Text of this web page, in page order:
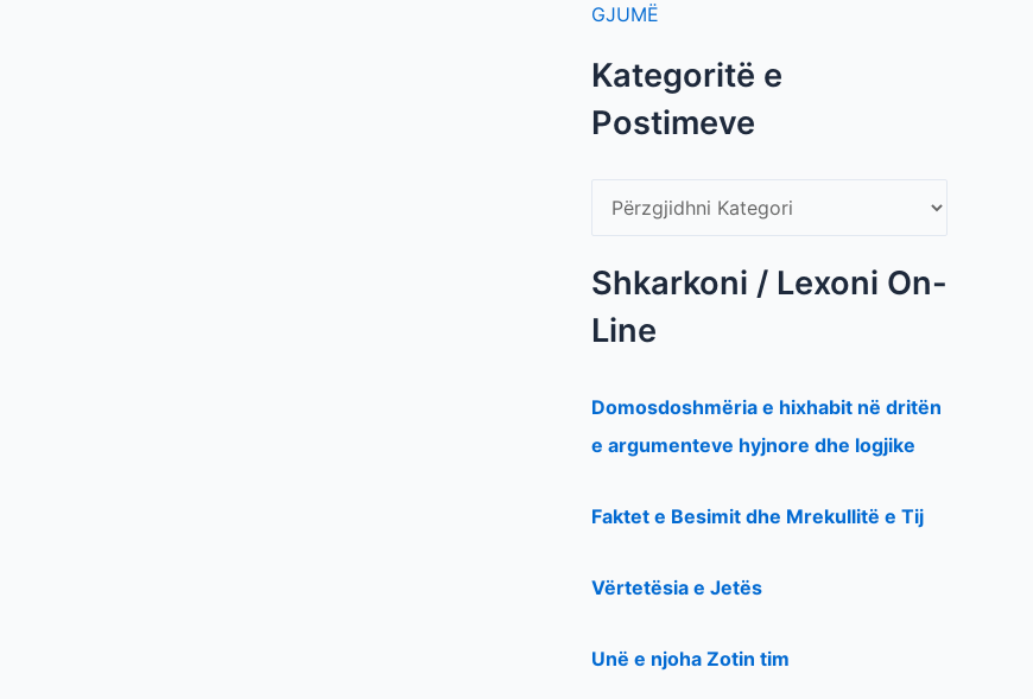
GJUMË
Kategoritë e
Postimeve
Shkarkoni / Lexoni On-
Line
Domosdoshmëria e hixhabit në dritën
e argumenteve hyjnore dhe logjike
Faktet e Besimit dhe Mrekullitë e Tij
Vërtetësia e Jetës
Unë e njoha Zotin tim